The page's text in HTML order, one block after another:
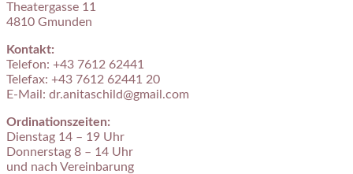
Theatergasse 11
4810 Gmunden
Kontakt:
Telefon: +43 7612 62441
Telefax: +43 7612 62441 20
E-Mail: dr.anitaschild@gmail.com
Ordinationszeiten:
Dienstag 14 – 19 Uhr
Donnerstag 8 – 14 Uhr
und nach Vereinbarung